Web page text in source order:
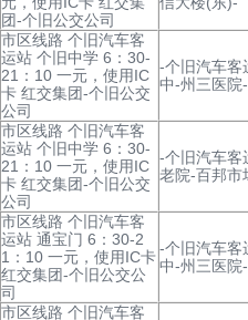
团-个旧公交公司
市区线路 个旧汽车客
运站 个旧中学 6：30-
21：10 一元，使用IC
卡 红交集团-个旧公交
公司
-个旧汽车客
中-州三医院
市区线路 个旧汽车客
运站 个旧中学 6：30-
21：10 一元，使用IC
卡 红交集团-个旧公交
公司
-个旧汽车客
老院-百邦市
市区线路 个旧汽车客
运站 通宝门 6：30-2
1：10 一元，使用IC卡
红交集团-个旧公交公
司
-个旧汽车客
中-州三医院
市区线路 个旧汽车客